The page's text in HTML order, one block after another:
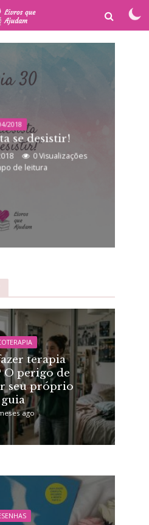
2018
se desistir!
0 Visualizações
de leitura
terapia
O perigo de
seu próprio
guia
ago